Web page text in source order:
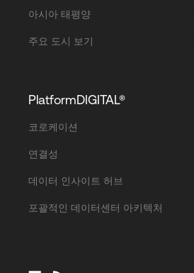
아시아 태평양
주요 도시 보기
PlatformDIGITAL®
코로케이션
연결성
데이터 인사이트 허브
포괄적인 데이터센터 아키텍처